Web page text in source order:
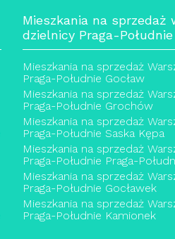
Mieszkania na sprzedaż
dzielnicy Praga-Południe
Mieszkania na sprzedaż
Praga-Południe Gocław
Mieszkania na sprzedaż
Praga-Południe Grochów
Mieszkania na sprzedaż
Praga-Południe Saska Kępa
Mieszkania na sprzedaż
Praga-Południe Praga-
Mieszkania na sprzedaż
Praga-Południe Gocławek
Mieszkania na sprzedaż
Praga-Południe Kamionek